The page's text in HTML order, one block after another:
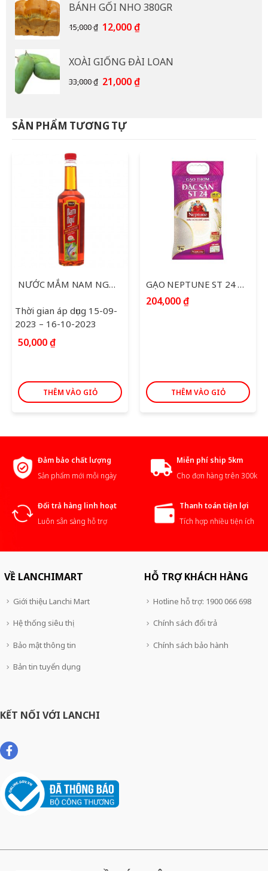
92,000 ₫.là:
85,000 ₫.
BÁNH GỐI NHO 380GR
15,000₫ Giá
15,000 ₫.
12,000₫Giá
là:
12,000 ₫.
XOÀI GIỐNG ĐÀI LOAN
33,000₫ Giá
33,000 ₫.
21,000₫Giá
SẢN PHẨM TƯƠNG TỰ
NƯỚC MẮM NAM NGƯ 750ML
Thời gian áp dụng 15-09-
2023 – 16-10-2023
50,000₫
THÊM VÀO GIỎ
GẠO NEPTUNE ST 24 TÚI 5KG
204,000₫
THÊM VÀO GIỎ
Đảm bảo chất lượng
Sản phẩm mới mỗi ngày
Miễn phí ship 5km
Cho đơn hàng trên 300k
Đổi trả hàng linh hoạt
Luôn sẵn sàng hỗ trợ
Thanh toán tiện lợi
Tích hợp nhiều tiện ích
VỀ LANCHIMART
Giới thiệu Lanchi Mart
Hệ thống siêu thị
Bảo mật thông tin
Bản tin tuyển dụng
HỖ TRỢ KHÁCH HÀNG
Hotline hỗ trợ: 1900 066 698
Chính sách đổi trả
Chính sách bảo hành
KẾT NỐI VỚI LANCHI